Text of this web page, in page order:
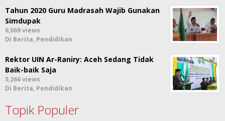
Tahun 2020 Guru Madrasah Wajib Gunakan
Simdupak
6,069 views
Di Berita, Pendidikan
Rektor UIN Ar-Raniry: Aceh Sedang Tidak
Baik-baik Saja
5,266 views
Di Berita, Pendidikan
Topik Populer